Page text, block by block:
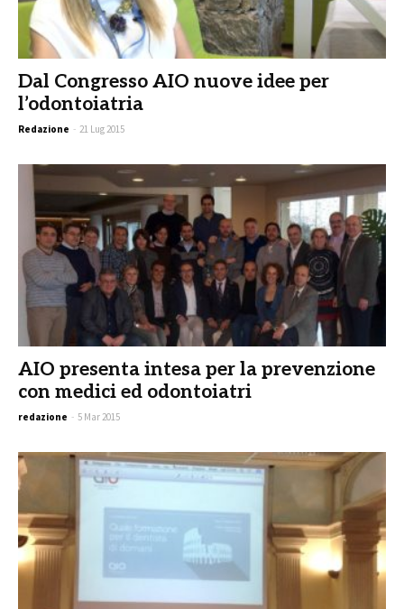
Dal Congresso AIO nuove idee per
l’odontoiatria
Redazione - 21 Lug 2015
AIO presenta intesa per la prevenzione
con medici ed odontoiatri
redazione - 5 Mar 2015